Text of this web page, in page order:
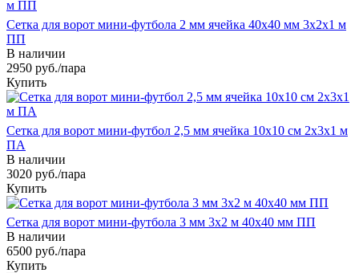
Сетка для ворот мини-футбола 2 мм ячейка 40х40 мм 3х2х1 м
ПП
В наличии
2950 руб./пара
Купить
Сетка для ворот мини-футбол 2,5 мм ячейка 10х10 см 2х3х1 м
ПА
В наличии
3020 руб./пара
Купить
Сетка для ворот мини-футбола 3 мм 3х2 м 40х40 мм ПП
В наличии
6500 руб./пара
Купить